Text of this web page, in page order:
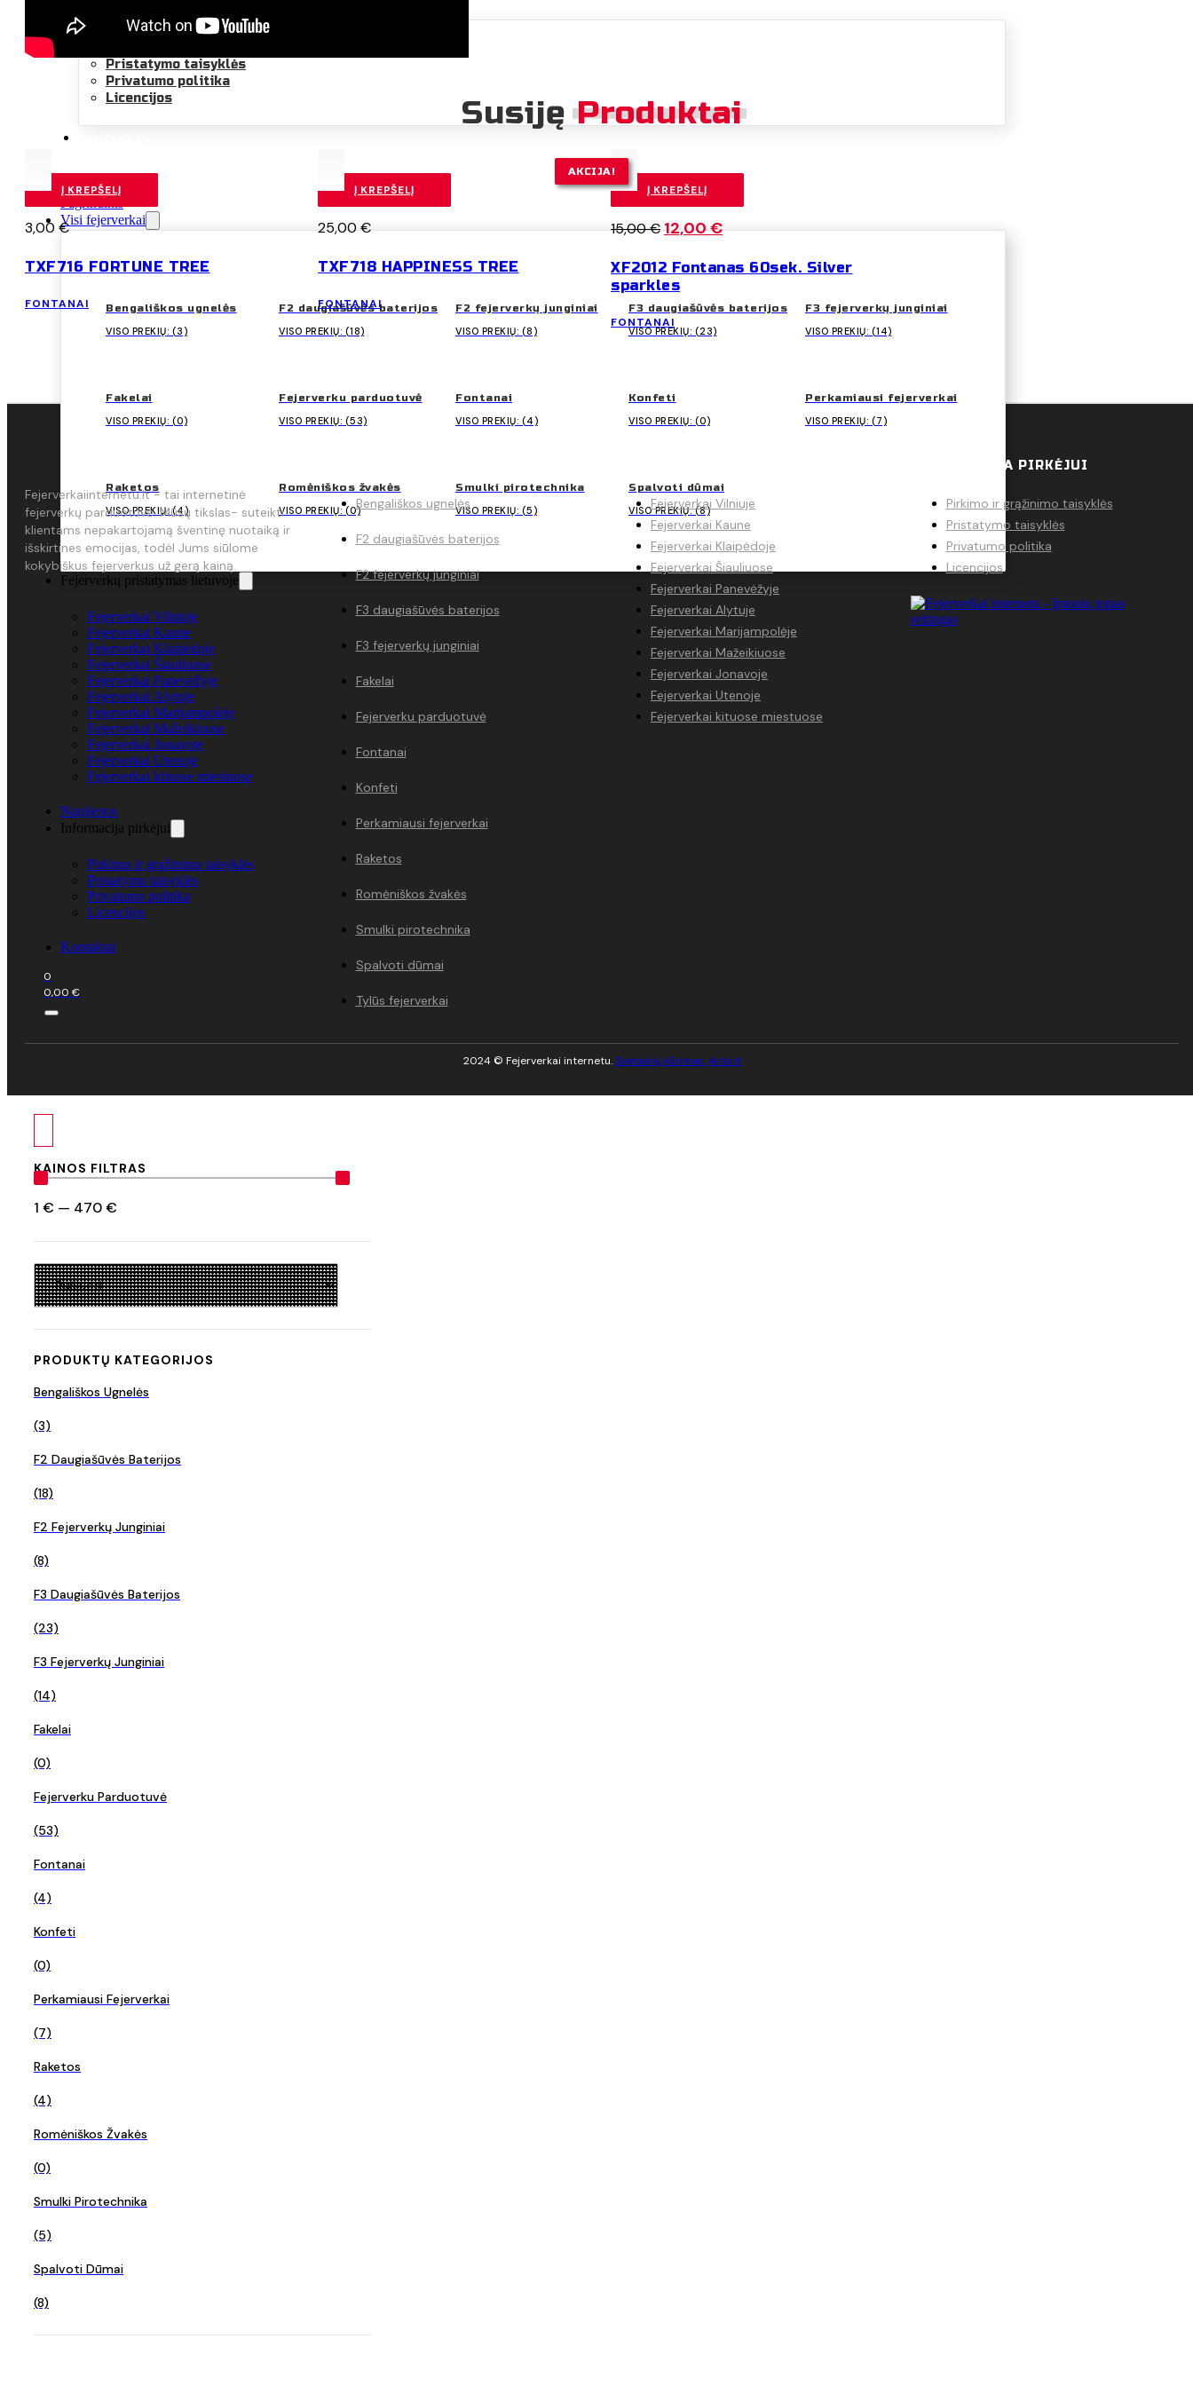
Pristatymo taisyklės
Privatumo politika
Licencijos
Visi fejerverkai
Bengališkos ugnelės
VISO PREKIŲ: (3)
F2 daugiašūvės baterijos
VISO PREKIŲ: (18)
F2 fejerverkų junginiai
VISO PREKIŲ: (8)
F3 daugiašūvės baterijos
VISO PREKIŲ: (23)
F3 fejerverkų junginiai
VISO PREKIŲ: (14)
Fakelai
VISO PREKIŲ: (0)
Fejerverku parduotuvė
VISO PREKIŲ: (53)
Fontanai
VISO PREKIŲ: (4)
Konfeti
VISO PREKIŲ: (0)
Perkamiausi fejerverkai
VISO PREKIŲ: (7)
Raketos
VISO PREKIŲ: (4)
Romėniškos žvakės
VISO PREKIŲ: (0)
Smulki pirotechnika
VISO PREKIŲ: (5)
Spalvoti dūmai
VISO PREKIŲ: (8)
Fejerverkų pristatymas lietuvoje
Fejerverkai Vilniuje
Fejerverkai Kaune
Fejerverkai Klaipėdoje
Fejerverkai Šiauliuose
Fejerverkai Panevėžyje
Fejerverkai Alytuje
Fejerverkai Marijampolėje
Fejerverkai Mažeikiuose
Fejerverkai Jonavoje
Fejerverkai Utenoje
Fejerverkai kituose miestuose
Naujienos
Informacija pirkėjui
Pirkimo ir grąžinimo taisyklės
Pristatymo taisyklės
Privatumo politika
Licencijos
Kontaktai
0
0,00 €
SusijęProduktai
Į KREPŠELĮ
3,00 €
TXF716 FORTUNE TREE
FONTANAI
Į KREPŠELĮ
25,00€
TXF718 HAPPINESS TREE
FONTANAI
AKCIJA!
Į KREPŠELĮ
15,00€Original
was:
15,00 €.
12,00€Current
is:
XF2012 Fontanas 60sek. Silver
sparkles
FONTANAI
Fejerverkaiinternetu.lt - tai internetinė
fejerverkų parduotuvė. Mūsų tikslas- suteikti
klientams nepakartojamą šventinę nuotaiką ir
išskirtines emocijas, todėl Jums siūlome
kokybiškus fejerverkus už gerą kainą.
Bengališkos ugnelės
F2 daugiašūvės baterijos
F2 fejerverkų junginiai
F3 daugiašūvės baterijos
F3 fejerverkų junginiai
Fakelai
Fejerverku parduotuvė
Fontanai
Konfeti
Perkamiausi fejerverkai
Raketos
Romėniškos žvakės
Smulki pirotechnika
Spalvoti dūmai
Tylūs fejerverkai
Fejerverkai Vilniuje
Fejerverkai Kaune
Fejerverkai Klaipėdoje
Fejerverkai Šiauliuose
Fejerverkai Panevėžyje
Fejerverkai Alytuje
Fejerverkai Marijampolėje
Fejerverkai Mažeikiuose
Fejerverkai Jonavoje
Fejerverkai Utenoje
Fejerverkai kituose miestuose
INFORMACIJA PIRKĖJUI
Pirkimo ir grąžinimo taisyklės
Pristatymo taisyklės
Privatumo politika
Licencijos
2024 © Fejerverkai internetu.Svetainių kūrimas: Artix.lt
KAINOS FILTRAS
1 € — 470€
PRODUKTŲ KATEGORIJOS
Bengališkos Ugnelės
(3)
F2 Daugiašūvės Baterijos
(18)
F2 Fejerverkų Junginiai
(8)
F3 Daugiašūvės Baterijos
(23)
F3 Fejerverkų Junginiai
(14)
Fakelai
(0)
Fejerverku Parduotuvė
(53)
Fontanai
(4)
Konfeti
(0)
Perkamiausi Fejerverkai
(7)
Raketos
(4)
Romėniškos Žvakės
(0)
Smulki Pirotechnika
(5)
Spalvoti Dūmai
(8)